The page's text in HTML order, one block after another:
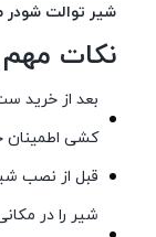
شیر توالت شودر
نکات
بعد از خرید
کشی اطمینان
قبل از نصب
شیر را در